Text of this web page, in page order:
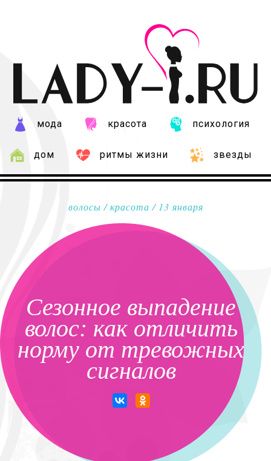
мода красота психология
дом ритмы жизни звезды
волосы /красота / 13 января
Сезонное выпадение
волос: как отличить
норму от тревожных
сигналов